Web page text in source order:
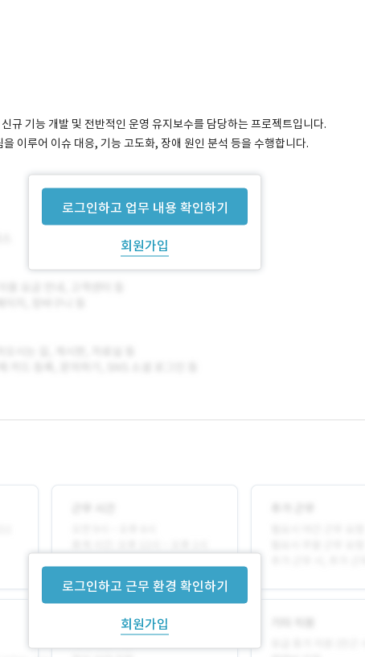
로그인하고 업무 내용 확인하기
회원가입
규 기능 개발 및 전반적인 운영 유지보수를 담당하는 프로젝트입니다.
이루어 이슈 대응, 기능 고도화, 장애 원인 분석 등을 수행합니다.
로그인하고 근무 환경 확인하기
회원가입